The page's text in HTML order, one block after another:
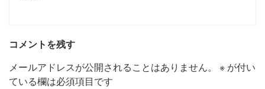
コメントを残す
メールアドレスが公開されることはありません。
※ が付い
ている欄は必須項目です